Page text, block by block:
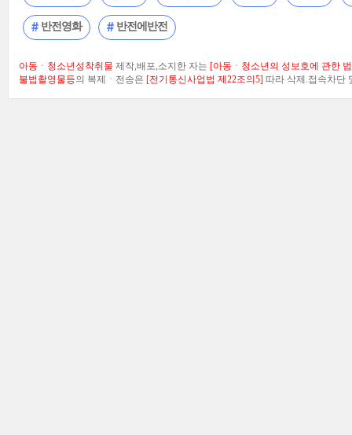
반전영화 반전에반전
아동ㆍ청소년성착취물 제작,배포,소지한 자는 [아동ㆍ청소년의 성보호에 관한
불법촬영물등의 복제ㆍ전송은 [전기통신사업법 제22조의5] 따라 삭제.접속차단